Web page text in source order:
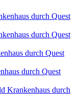
durch Quest
durch Quest
durch Quest
durch Quest
Krankenhaus durch